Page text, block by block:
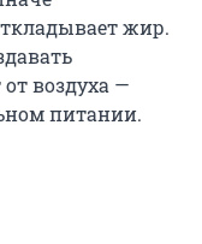
жир.
воздуха —
питании.